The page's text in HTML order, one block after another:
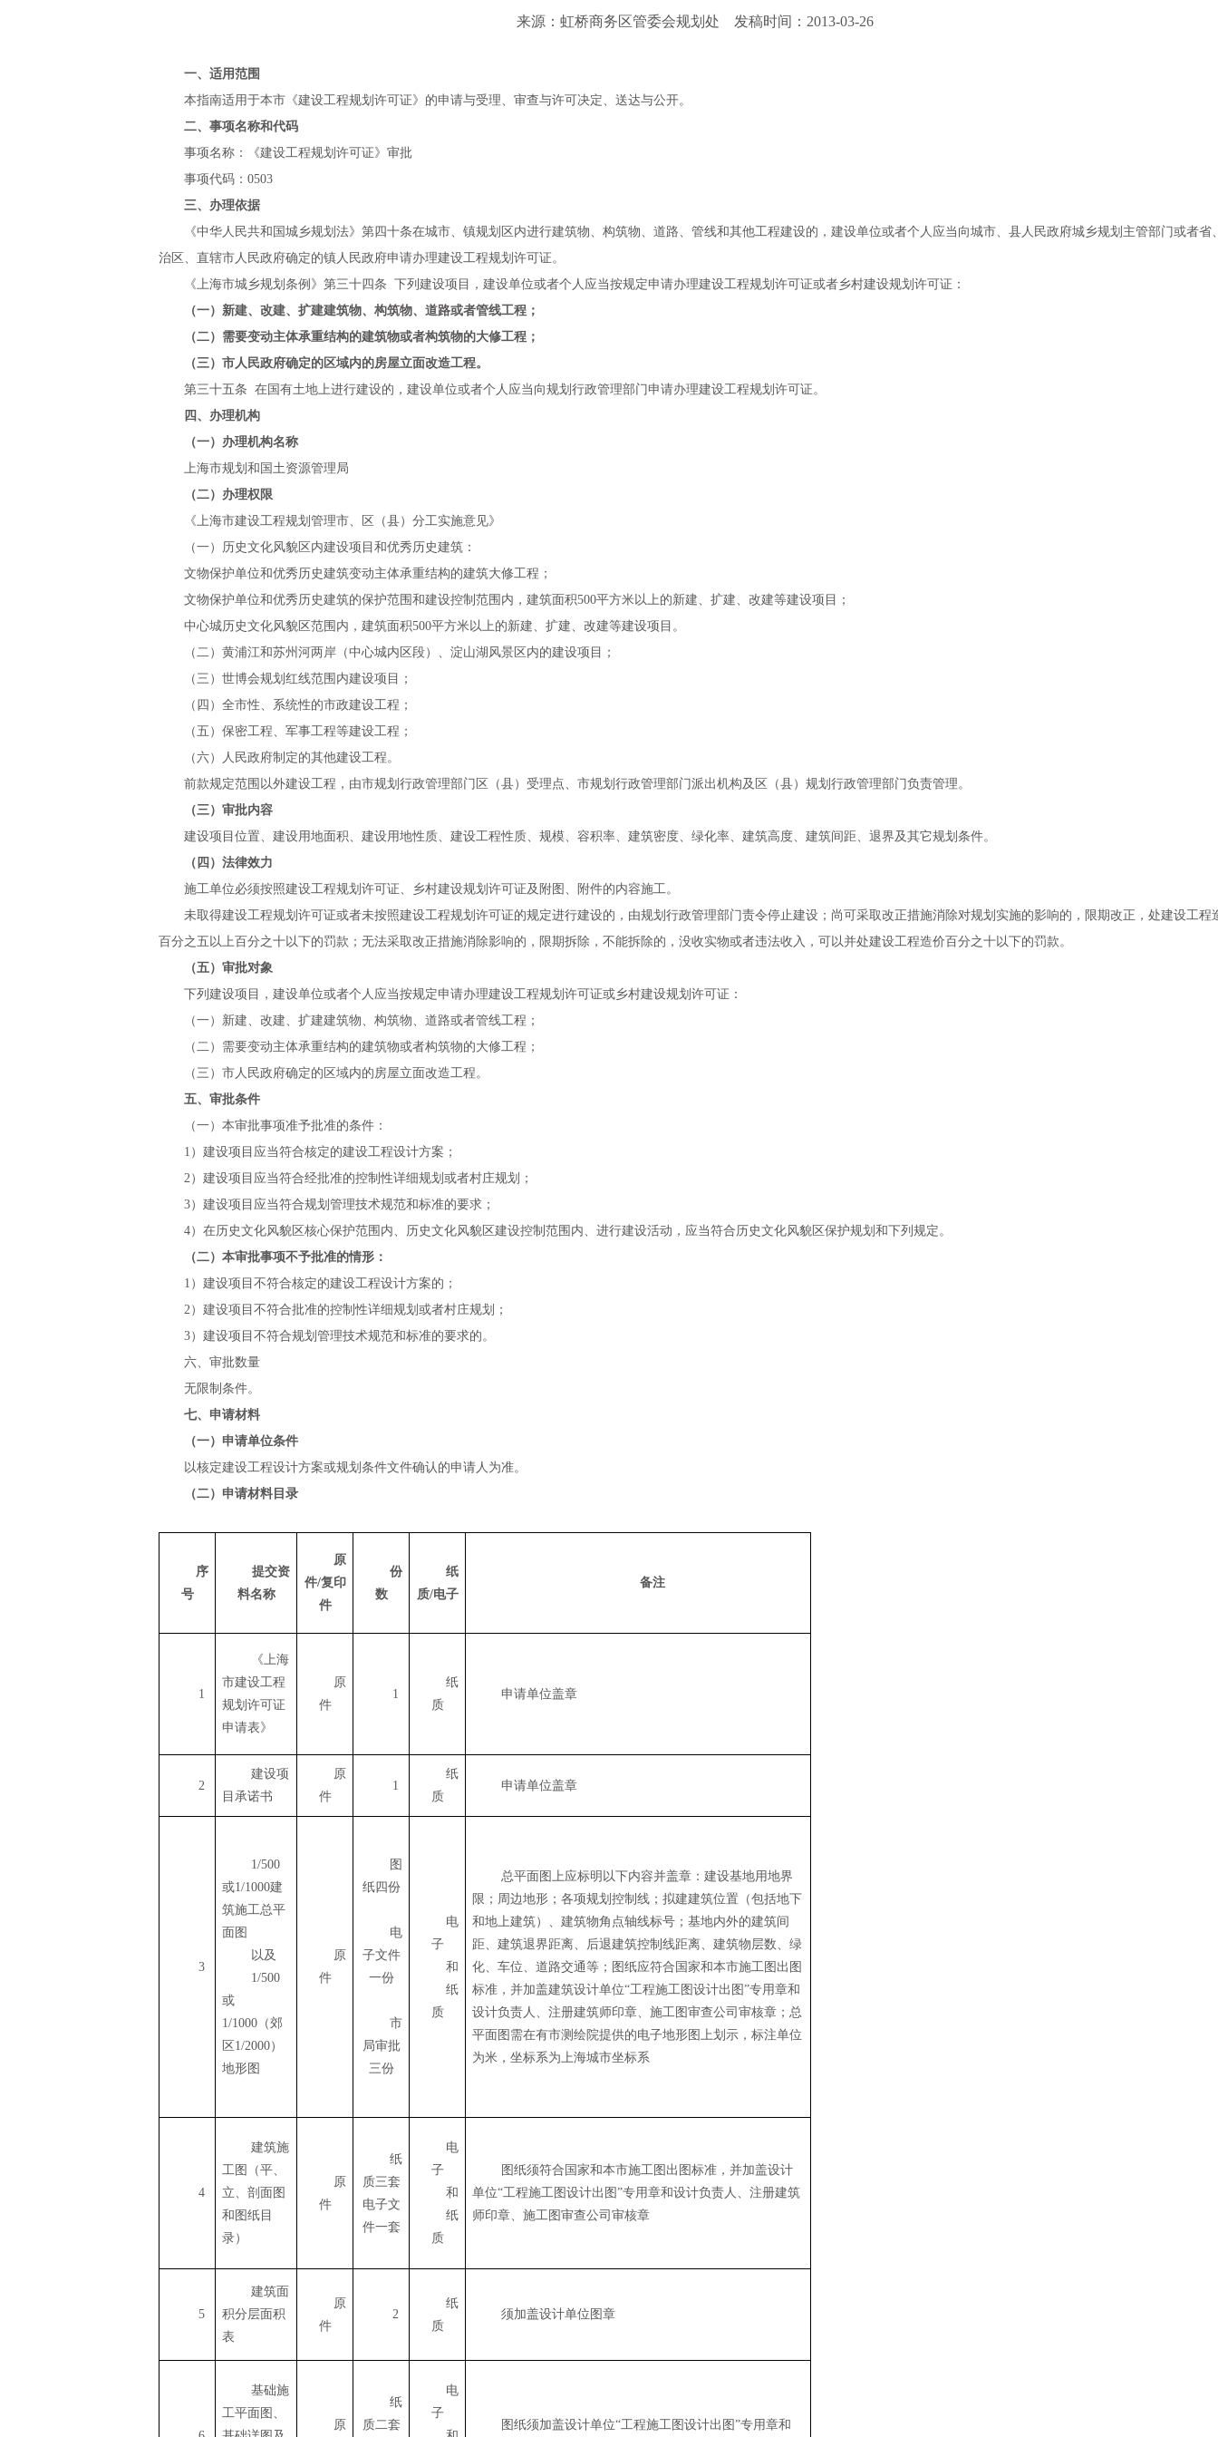
来源：虹桥商务区管委会规划处 发稿时间：2013-03-26
一、适用范围
本指南适用于本市《建设工程规划许可证》的申请与受理、审查与许可决定、送达与公开。
二、事项名称和代码
事项名称：《建设工程规划许可证》审批
事项代码： 0503
三、办理依据
《中华人民共和国城乡规划法》第四十条在城市、镇规划区内进行建筑物、构筑物、道路、管线和其他工程建设的，建设单位或者个人应当向城市、县人民政府城乡规划主管部门或者省
治区、直辖市人民政府确定的镇人民政府申请办理建设工程规划许可证。
《上海市城乡规划条例》第三十四条 下列建设项目，建设单位或者个人应当按规定申请办理建设工程规划许可证或者乡村建设规划许可证：
（一）新建、改建、扩建建筑物、构筑物、道路或者管线工程；
（二）需要变动主体承重结构的建筑物或者构筑物的大修工程；
（三）市人民政府确定的区域内的房屋立面改造工程。
第三十五条 在国有土地上进行建设的，建设单位或者个人应当向规划行政管理部门申请办理建设工程规划许可证。
四、办理机构
（一）办理机构名称
上海市规划和国土资源管理局
（二）办理权限
《上海市建设工程规划管理市、区（县）分工实施意见》
（一）历史文化风貌区内建设项目和优秀历史建筑：
文物保护单位和优秀历史建筑变动主体承重结构的建筑大修工程；
文物保护单位和优秀历史建筑的保护范围和建设控制范围内，建筑面积500平方米以上的新建、扩建、改建等建设项目；
中心城历史文化风貌区范围内，建筑面积500平方米以上的新建、扩建、改建等建设项目。
（二）黄浦江和苏州河两岸（中心城内区段）、淀山湖风景区内的建设项目；
（三）世博会规划红线范围内建设项目；
（四）全市性、系统性的市政建设工程；
（五）保密工程、军事工程等建设工程；
（六）人民政府制定的其他建设工程。
前款规定范围以外建设工程，由市规划行政管理部门区（县）受理点、市规划行政管理部门派出机构及区（县）规划行政管理部门负责管理。
（三）审批内容
建设项目位置、建设用地面积、建设用地性质、建设工程性质、规模、容积率、建筑密度、绿化率、建筑高度、建筑间距、退界及其它规划条件。
（四）法律效力
施工单位必须按照建设工程规划许可证、乡村建设规划许可证及附图、附件的内容施工。
未取得建设工程规划许可证或者未按照建设工程规划许可证的规定进行建设的，由规划行政管理部门责令停止建设；尚可采取改正措施消除对规划实施的影响的，限期改正，处建设工程
百分之五以上百分之十以下的罚款；无法采取改正措施消除影响的，限期拆除，不能拆除的，没收实物或者违法收入，可以并处建设工程造价百分之十以下的罚款。
（五）审批对象
下列建设项目，建设单位或者个人应当按规定申请办理建设工程规划许可证或乡村建设规划许可证：
（一）新建、改建、扩建建筑物、构筑物、道路或者管线工程；
（二）需要变动主体承重结构的建筑物或者构筑物的大修工程；
（三）市人民政府确定的区域内的房屋立面改造工程。
五、审批条件
（一）本审批事项准予批准的条件：
1 ）建设项目应当符合核定的建设工程设计方案；
2）建设项目应当符合经批准的控制性详细规划或者村庄规划；
3）建设项目应当符合规划管理技术规范和标准的要求；
4）在历史文化风貌区核心保护范围内、历史文化风貌区建设控制范围内、进行建设活动，应当符合历史文化风貌区保护规划和下列规定。
（二）本审批事项不予批准的情形：
1 ）建设项目不符合核定的建设工程设计方案的；
2）建设项目不符合批准的控制性详细规划或者村庄规划；
3）建设项目不符合规划管理技术规范和标准的要求的。
六、审批数量
无限制条件。
七、申请材料
（一）申请单位条件
以核定建设工程设计方案或规划条件文件确认的申请人为准。
（二）申请材料目录
序
号
提交资
料名称
原
件/复印
件
份
数
纸
质/电子
备注
1
《上海
市建设工程
规划许可证
申请表》
原
件
1
纸
质
申请单位盖章
2
建设项
目承诺书
原
件
1
纸
质
申请单位盖章
3
1/500
或1/1000建
筑施工总平
面图
以及
1/500
或
1/1000 （郊
区 1/2000）
地形图
原
件
图
纸四份
电
子文件
一份
市
局审批
三份
电
子
和
纸
质
总平面图上应标明以下内容并盖章：建设基地用地界
限；周边地形；各项规划控制线；拟建建筑位置（包括地下
和地上建筑）、建筑物角点轴线标号；基地内外的建筑间
距、建筑退界距离、后退建筑控制线距离、建筑物层数、绿
化、车位、道路交通等；图纸应符合国家和本市施工图出图
标准，并加盖建筑设计单位“工程施工图设计出图”专用章和
设计负责人、注册建筑师印章、施工图审查公司审核章；总
平面图需在有市测绘院提供的电子地形图上划示，标注单位
为米，坐标系为上海城市坐标系
4
建筑施
工图（平、
立、剖面图
和图纸目
录）
原
件
纸
质三套
电子文
件一套
电
子
和
纸
质
图纸须符合国家和本市施工图出图标准，并加盖设计
单位“工程施工图设计出图”专用章和设计负责人、注册建筑
师印章、施工图审查公司审核章
5
建筑面
积分层面积
表
原
件
2
纸
质
须加盖设计单位图章
基础施
工平面图、
原
纸
质二套
电
子
图纸须加盖设计单位“工程施工图设计出图”专用章和